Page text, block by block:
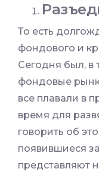
То есть
фондового и
Сегодня был, в
фондовые
все плавали в
время для
говорить об
появившиеся
представляют